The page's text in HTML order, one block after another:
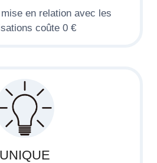
en relation avec les
coûte 0 €
UNIQUE